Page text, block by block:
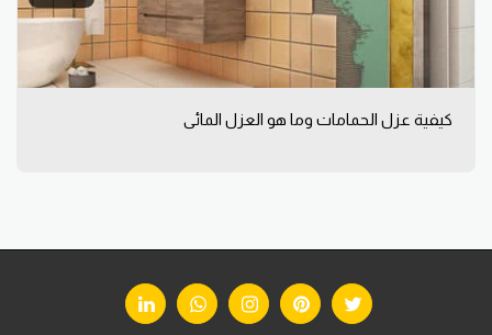
كيفية عزل الحمامات وما هو العزل المائى